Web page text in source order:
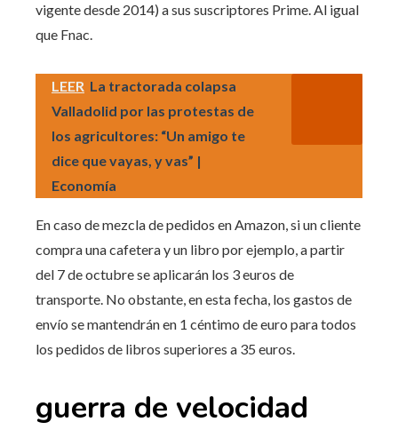
vigente desde 2014) a sus suscriptores Prime. Al igual
que Fnac.
LEER La tractorada colapsa
Valladolid por las protestas de
los agricultores: “Un amigo te
dice que vayas, y vas” |
Economía
En caso de mezcla de pedidos en Amazon, si un cliente
compra una cafetera y un libro por ejemplo, a partir
del 7 de octubre se aplicarán los 3 euros de
transporte. No obstante, en esta fecha, los gastos de
envío se mantendrán en 1 céntimo de euro para todos
los pedidos de libros superiores a 35 euros.
guerra de velocidad